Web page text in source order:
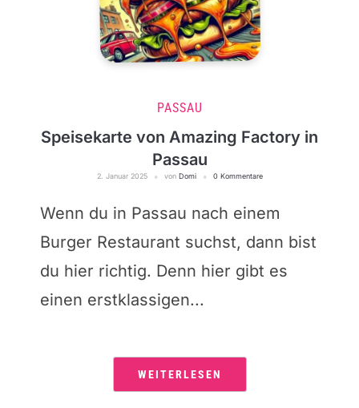
PASSAU
Speisekarte von Amazing Factory in
Passau
2. Januar 2025 von Domi 0 Kommentare
Wenn du in Passau nach einem
Burger Restaurant suchst, dann bist
du hier richtig. Denn hier gibt es
einen erstklassigen...
WEITERLESEN